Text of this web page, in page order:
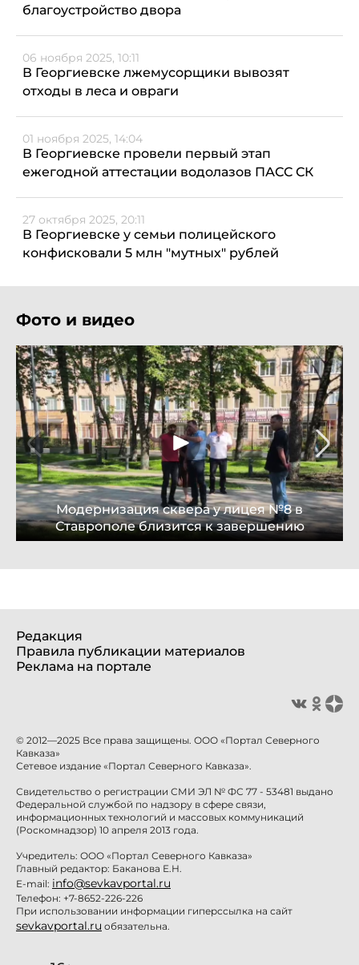
благоустройство двора
06 ноября 2025, 10:11
В Георгиевске лжемусорщики вывозят
отходы в леса и овраги
01 ноября 2025, 14:04
В Георгиевске провели первый этап
ежегодной аттестации водолазов ПАСС СК
27 октября 2025, 20:11
В Георгиевске у семьи полицейского
конфисковали 5 млн "мутных" рублей
Фото и видео
Модернизация сквера у лицея №8 в
Ставрополе близится к завершению
Редакция
Правила публикации материалов
Реклама на портале
© 2012—2025 Все права защищены. ООО «Портал Северного
Кавказа»
Сетевое издание «Портал Северного Кавказа».
Свидетельство о регистрации СМИ ЭЛ № ФС 77 - 53481 выдано
Федеральной службой по надзору в сфере связи,
информационных технологий и массовых коммуникаций
(Роскомнадзор) 10 апреля 2013 года.
Учредитель: ООО «Портал Северного Кавказа»
Главный редактор: Баканова Е.Н.
E-mail: info@sevkavportal.ru
Телефон: +7-8652-226-226
При использовании информации гиперссылка на сайт
sevkavportal.ru обязательна.